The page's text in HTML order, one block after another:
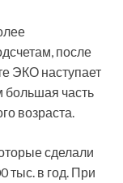
после
ЭКО наступает
большая часть
возраста.
сделали
тыс. в год. При